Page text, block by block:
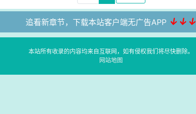
追看新章节，下载本站客户端无广告APP ↓↓↓
本站所有收录的内容均来自互联网，如有侵权我们将尽快删除。
网站地图